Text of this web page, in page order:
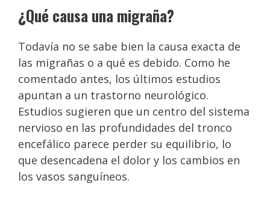
¿Qué causa una migraña?
Todavía no se sabe bien la causa exacta de
las migrañas o a qué es debido. Como he
comentado antes, los últimos estudios
apuntan a un trastorno neurológico.
Estudios sugieren que un centro del sistema
nervioso en las profundidades del tronco
encefálico parece perder su equilibrio, lo
que desencadena el dolor y los cambios en
los vasos sanguíneos.